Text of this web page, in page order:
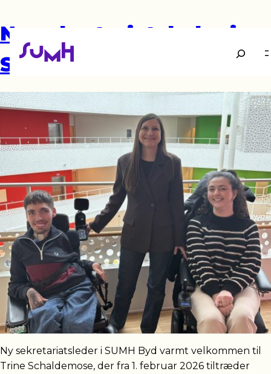
Søg
Ny sekretariatsleder i
SUMH
Ny sekretariatsleder i SUMH Byd varmt velkommen til
Trine Schaldemose, der fra 1. februar 2026 tiltræder